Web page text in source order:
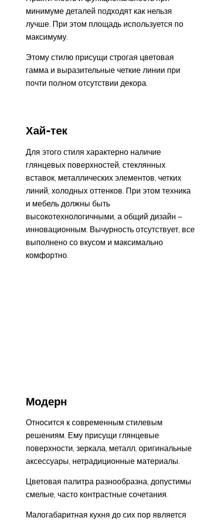
минимуме деталей подходят как нельзя
лучше. При этом площадь используется по
максимуму.
Этому стилю присущи строгая цветовая
гамма и выразительные четкие линии при
почти полном отсутствии декора.
Хай-тек
Для этого стиля характерно наличие
глянцевых поверхностей, стеклянных
вставок, металлических элементов, четких
линий, холодных оттенков. При этом техника
и мебель должны быть
высокотехнологичными, а общий дизайн –
инновационным. Вычурность отсутствует, все
выполнено со вкусом и максимально
комфортно.
Модерн
Относится к современным стилевым
решениям. Ему присущи глянцевые
поверхности, зеркала, металл, оригинальные
аксессуары, нетрадиционные материалы.
Цветовая палитра разнообразна, допустимы
смелые, часто контрастные сочетания.
Малогабаритная кухня до сих пор является